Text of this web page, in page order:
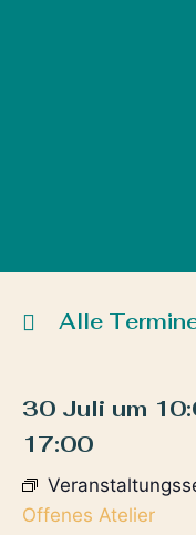
Alle
30 Juli um
17:00
Offenes Atelier